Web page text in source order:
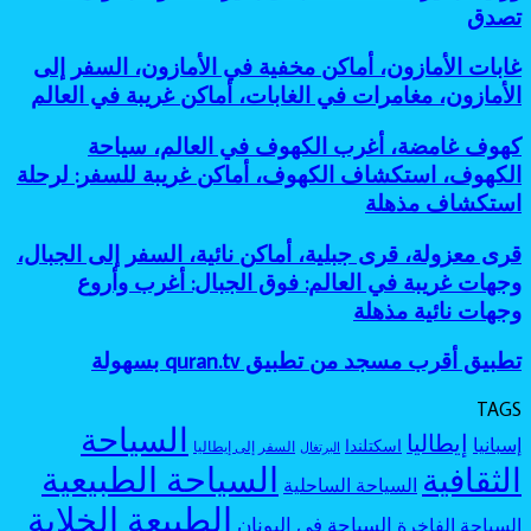
للمغامرين
معروفة:
جزر
مخفية
كأنها
الخريطة
أساطير
الغابات،
أماكن
مرعبة
للسفر،
غامضة
ملونة،
طبيعية
عجيبة،
بحيرة
وردية،
بحيرات
غامضة:
أجمل
ملونة
بألوان
لا
تصدق
تصدق
غابات
الأمازون،
أماكن
في
الأمازون،
السفر
إلى
الأمازون،
مغامرات
في
الغابات،
غريبة
في
العالم
غابات الأمازون، أماكن مخفية في الأمازون، السفر إلى
الأمازون، مغامرات في الغابات، أماكن غريبة في العالم
كهوف
غامضة،
أغرب
الكهوف
العالم،
سياحة
الكهوف،
استكشاف
أماكن
للسفر:
لرحلة
استكشاف
مذهلة
كهوف غامضة، أغرب الكهوف في العالم، سياحة
الكهوف، استكشاف الكهوف، أماكن غريبة للسفر: لرحلة
استكشاف مذهلة
قرى
معزولة،
قرى
جبلية،
نائية،
إلى
وجهات
غريبة
في
العالم:
قرى معزولة، قرى جبلية، أماكن نائية، السفر إلى الجبال،
وجهات غريبة في العالم: فوق الجبال: أغرب وأروع
وجهات نائية مذهلة
تطبيق
مسجد
تطبيق
quran.tv
بسهولة
تطبيق أقرب مسجد من تطبيق quran.tv بسهولة
TAGS
إسبانيا إيطاليا اسكتلندا البرتغال السفر إلى إيطاليا
السياحة
الثقافية
السياحة الساحلية السياحة الطبيعية
السياحة الفاخرة السياحة في اليونان الطبيعة الخلابة